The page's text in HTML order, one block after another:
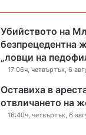
Убийството на
безпрецедентна
„ловци на
17:06ч, четвъртък, 6
Оставиха в
отвличането на
16:40ч, четвъртък, 6